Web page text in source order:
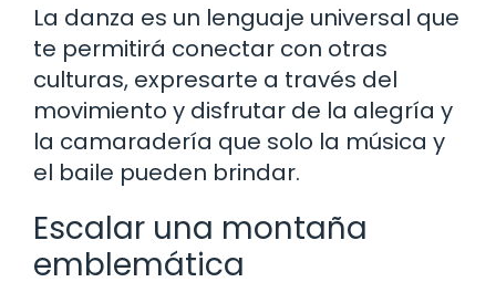
La danza es un lenguaje universal que
te permitirá conectar con otras
culturas, expresarte a través del
movimiento y disfrutar de la alegría y
la camaradería que solo la música y
el baile pueden brindar.
Escalar una montaña
emblemática